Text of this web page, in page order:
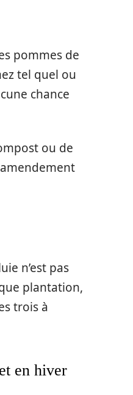
pommes de
tel quel ou
chance
ou de
n’est pas
plantation,
trois à
en hiver